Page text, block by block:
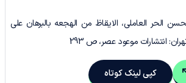
الحر العاملی، الایقاظ من الهجعه بالبرهان على
انتشارات موعود عصر، ص 293
کپی لینک کوتاه